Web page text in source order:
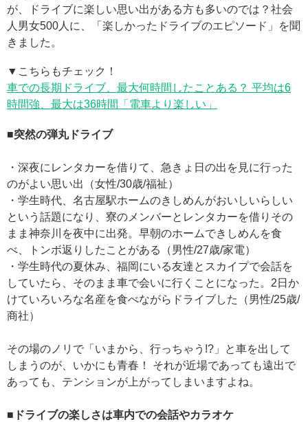
が、ドライブに楽しい思い出がある方も多いのでは？社会
人男女500人に、「楽しかったドライブのエピソード」を聞
きました。
▼こちらもチェック！
車での長期ドライブ、最大何時間したことある？ 平均は6
時間強、最大は36時間「電車より楽しい」
■突然の弾丸ドライブ
・深夜にレンタカーを借りて、急きょ日の出を見に行った
のがよい思い出（女性/30歳/福祉）
・学生時代、名古屋駅ホームのきしめんがおいしいらしい
という話題になり、寮のメンバーとレンタカーを借りその
まま神奈川を夜中に出発。早朝のホームできしめんを食
べ、トンボ返りしたことがある（男性/27歳/家電）
・学生時代の夏休み、福岡にいる友達とスカイプで会話を
していたら、そのまま車で会いに行くことになった。2日か
けていろいろな名産を食べながらドライブした（男性/25歳/
商社）
その場のノリで「いまから、行っちゃう!?」と車を出して
しまうのが、いかにも青春！ それが近場であっても遠出で
あっても、テンションが上がってしまいますよね。
■ドライブの楽しさは車内での会話やカラオケ